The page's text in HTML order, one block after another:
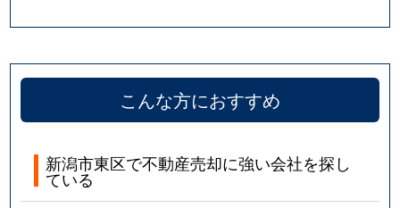
こんな方におすすめ
新潟市東区で不動産売却に強い会社を探し
ている